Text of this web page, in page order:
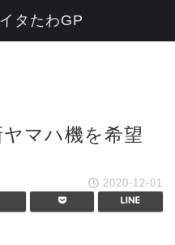
マハ機を希望
2020-12-01
タたわGP